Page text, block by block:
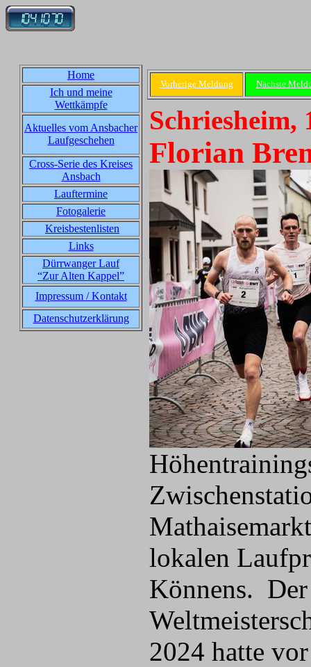
Home
Ich und meine
Wettkämpfe
Aktuelles vom Ansbacher
Laufgeschehen
Cross-Serie des Kreises
Ansbach
Lauftermine
Fotogalerie
Kreisbestenlisten
Links
Dürrwanger Lauf
“Zur Alten Kappel”
Impressum / Kontakt
Datenschutzerklärung
Vorherige Meldung Nächste
Schriesheim,
Florian
lokalen
Könnens.
2024 hatte